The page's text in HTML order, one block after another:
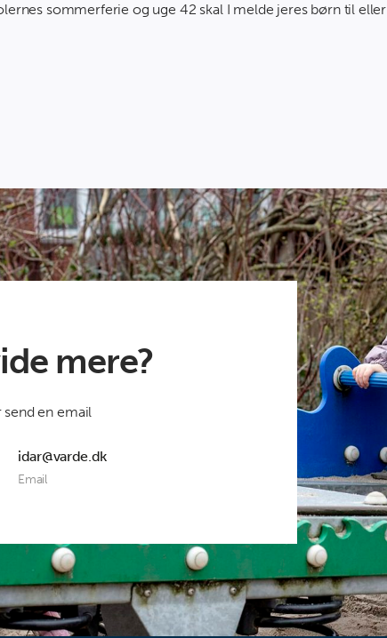
sommerferie og uge 42 skal I melde jeres børn til eller
mere?
send en email
idar@varde.dk
Email